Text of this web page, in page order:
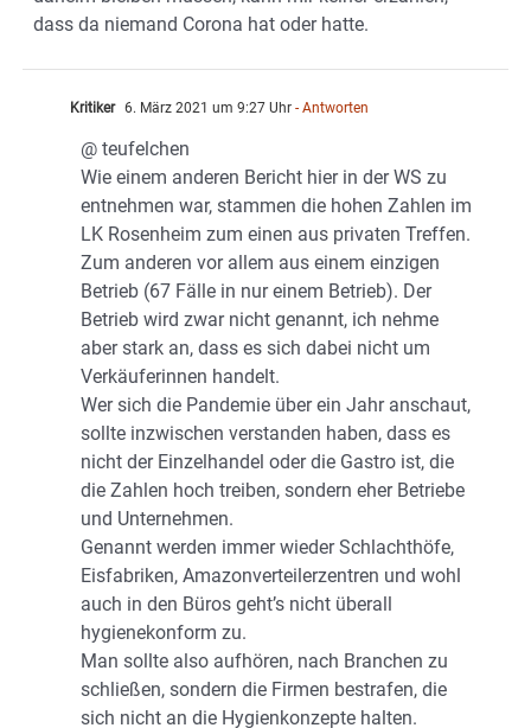
dass da niemand Corona hat oder hatte.
Kritiker 6. März 2021 um 9:27 Uhr - Antworten
@ teufelchen
Wie einem anderen Bericht hier in der WS zu
entnehmen war, stammen die hohen Zahlen im
LK Rosenheim zum einen aus privaten Treffen.
Zum anderen vor allem aus einem einzigen
Betrieb (67 Fälle in nur einem Betrieb). Der
Betrieb wird zwar nicht genannt, ich nehme
aber stark an, dass es sich dabei nicht um
Verkäuferinnen handelt.
Wer sich die Pandemie über ein Jahr anschaut,
sollte inzwischen verstanden haben, dass es
nicht der Einzelhandel oder die Gastro ist, die
die Zahlen hoch treiben, sondern eher Betriebe
und Unternehmen.
Genannt werden immer wieder Schlachthöfe,
Eisfabriken, Amazonverteilerzentren und wohl
auch in den Büros geht’s nicht überall
hygienekonform zu.
Man sollte also aufhören, nach Branchen zu
schließen, sondern die Firmen bestrafen, die
sich nicht an die Hygienkonzepte halten.